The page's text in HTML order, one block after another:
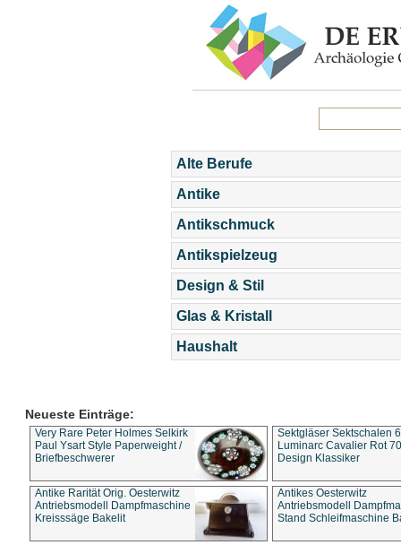
Alte Berufe
Antike
Antikschmuck
Antikspielzeug
Design & Stil
Glas & Kristall
Haushalt
Neueste Einträge:
Very Rare Peter Holmes Selkirk
Paul Ysart Style Paperweight /
Briefbeschwerer
Sektgläser Sektschalen
Luminarc Cavalier Rot
Design Klassiker
Antike Rarität Orig. Oesterwitz
Antriebsmodell Dampfmaschine
Kreisssäge Bakelit
Antikes Oesterwitz
Antriebsmodell
Stand Schleifmaschine